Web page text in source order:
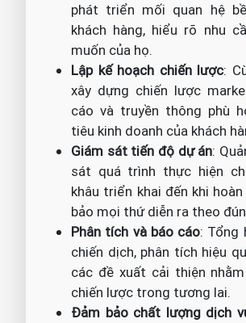
phát triển mối quan hệ
khách hàng, hiểu rõ nhu
muốn của họ.
Lập kế hoạch chiến lược:
xây dựng chiến lược
cáo và truyền thông phù
tiêu kinh doanh của khách
Giám sát tiến độ dự án:
sát quá trình thực hiện
khâu triển khai đến khi
bảo mọi thứ diễn ra theo
Phân tích và báo cáo: Tổng
chiến dịch, phân tích hiệu
các đề xuất cải thiện
chiến lược trong tương lai.
Đảm bảo chất lượng dịch